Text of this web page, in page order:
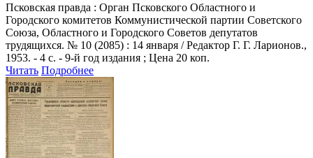
Псковская правда : Орган Псковского Областного и
Городского комитетов Коммунистической партии Советского
Союза, Областного и Городского Советов депутатов
трудящихся. № 10 (2085) : 14 января / Редактор Г. Г. Ларионов.,
1953. - 4 с. - 9-й год издания ; Цена 20 коп.
Читать Подробнее